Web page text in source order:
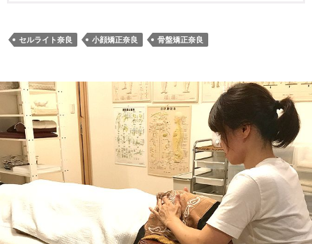
セルライト奈良 小顔矯正奈良 骨盤矯正奈良